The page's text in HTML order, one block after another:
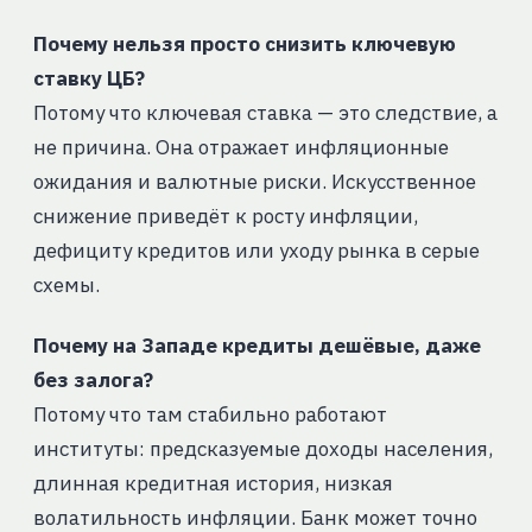
Почему нельзя просто снизить ключевую
ставку ЦБ?
Потому что ключевая ставка — это следствие, а
не причина. Она отражает инфляционные
ожидания и валютные риски. Искусственное
снижение приведёт к росту инфляции,
дефициту кредитов или уходу рынка в серые
схемы.
Почему на Западе кредиты дешёвые, даже
без залога?
Потому что там стабильно работают
институты: предсказуемые доходы населения,
длинная кредитная история, низкая
волатильность инфляции. Банк может точно